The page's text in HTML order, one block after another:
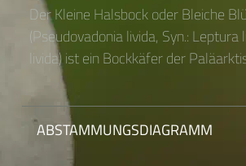
Der Kleine Halsbock oder Bleiche
(Pseudovadonia livida, Syn.: Leptura
livida) ist ein Bockkäfer der
ABSTAMMUNGSDIAGRAMM